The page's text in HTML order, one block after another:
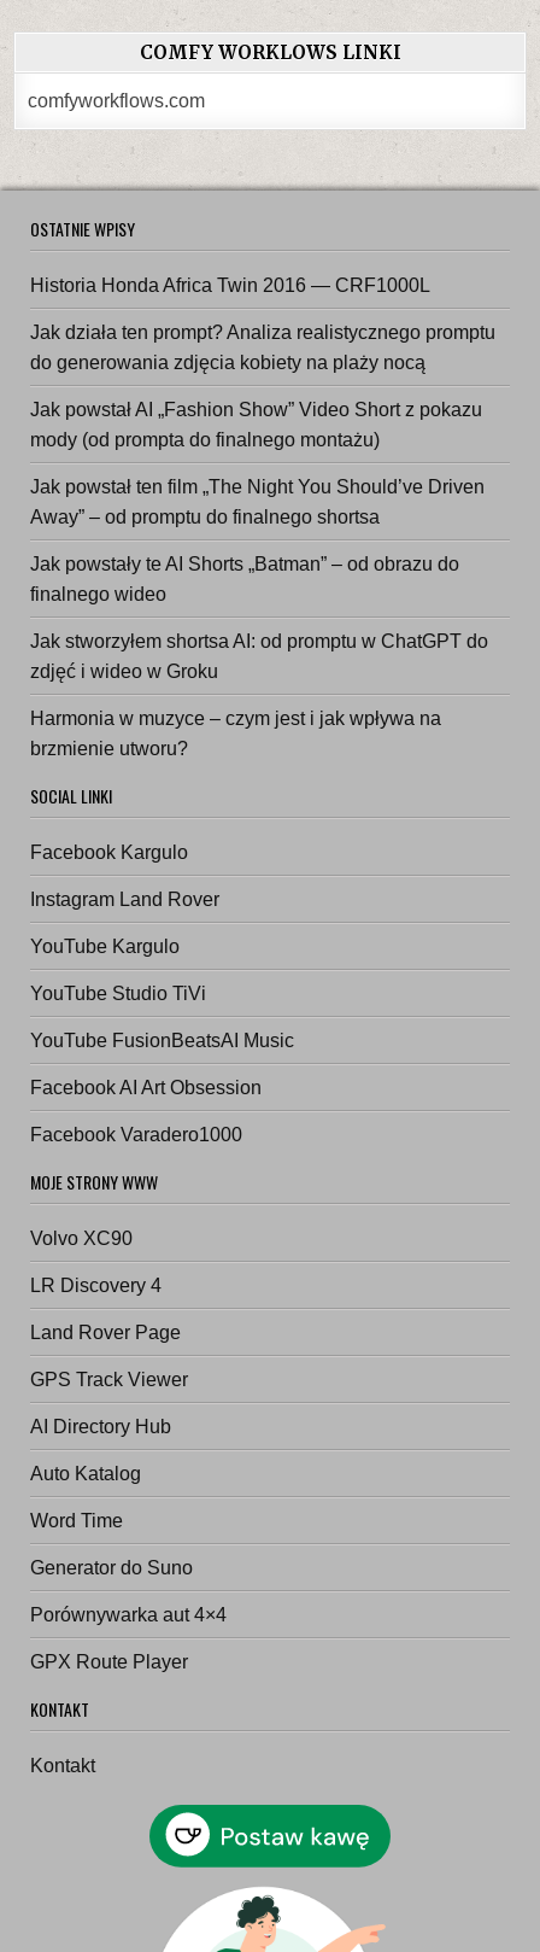
COMFY WORKLOWS LINKI
comfyworkflows.com
OSTATNIE WPISY
Historia Honda Africa Twin 2016 — CRF1000L
Jak działa ten prompt? Analiza realistycznego promptu
do generowania zdjęcia kobiety na plaży nocą
Jak powstał AI „Fashion Show” Video Short z pokazu
mody (od prompta do finalnego montażu)
Jak powstał ten film „The Night You Should’ve Driven
Away” – od promptu do finalnego shortsa
Jak powstały te AI Shorts „Batman” – od obrazu do
finalnego wideo
Jak stworzyłem shortsa AI: od promptu w ChatGPT do
zdjęć i wideo w Groku
Harmonia w muzyce – czym jest i jak wpływa na
brzmienie utworu?
SOCIAL LINKI
Facebook Kargulo
Instagram Land Rover
YouTube Kargulo
YouTube Studio TiVi
YouTube FusionBeatsAI Music
Facebook AI Art Obsession
Facebook Varadero1000
MOJE STRONY WWW
Volvo XC90
LR Discovery 4
Land Rover Page
GPS Track Viewer
AI Directory Hub
Auto Katalog
Word Time
Generator do Suno
Porównywarka aut 4×4
GPX Route Player
KONTAKT
Kontakt